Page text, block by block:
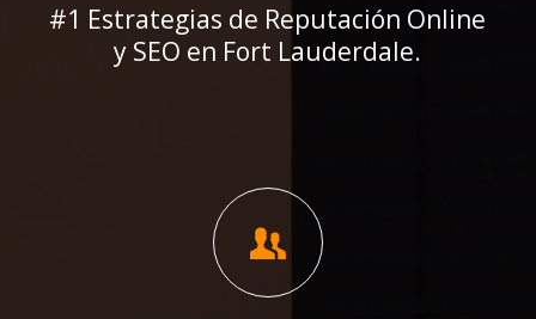
#1 Estrategias de Reputación Online
y SEO en Fort Lauderdale.